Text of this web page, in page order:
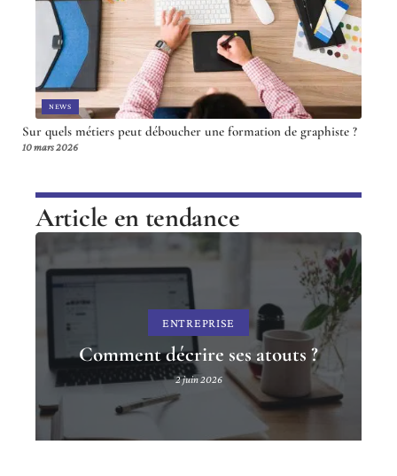
NEWS
Sur quels métiers peut déboucher une formation de graphiste ?
10 mars 2026
Article en tendance
ENTREPRISE
Comment décrire ses atouts ?
2 juin 2026